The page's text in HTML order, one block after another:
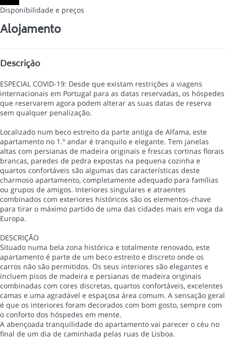
Disponibilidade e preços
Alojamento
Descrição
ESPECIAL COVID-19: Desde que existam restrições a viagens
internacionais em Portugal para as datas reservadas, os hóspedes
que reservarem agora podem alterar as suas datas de reserva
sem qualquer penalização.
Localizado num beco estreito da parte antiga de Alfama, este
apartamento no 1.º andar é tranquilo e elegante. Tem janelas
altas com persianas de madeira originais e frescas cortinas florais
brancas, paredes de pedra expostas na pequena cozinha e
quartos confortáveis são algumas das características deste
charmoso apartamento, completamente adequado para famílias
ou grupos de amigos. Interiores singulares e atraentes
combinados com exteriores históricos são os elementos-chave
para tirar o máximo partido de uma das cidades mais em voga da
Europa.
DESCRIÇÃO
Situado numa bela zona histórica e totalmente renovado, este
apartamento é parte de um beco estreito e discreto onde os
carros não são permitidos. Os seus interiores são elegantes e
incluem pisos de madeira e persianas de madeira originais
combinadas com cores discretas, quartos confortáveis, excelentes
camas e uma agradável e espaçosa área comum. A sensação geral
é que os interiores foram decorados com bom gosto, sempre com
o conforto dos hóspedes em mente.
A abençoada tranquilidade do apartamento vai parecer o céu no
final de um dia de caminhada pelas ruas de Lisboa.